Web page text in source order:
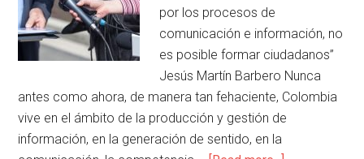
por los procesos de
comunicación e información, no
es posible formar ciudadanos”
Jesús Martín Barbero Nunca
antes como ahora, de manera tan fehaciente, Colombia
vive en el ámbito de la producción y gestión de
información, en la generación de sentido, en la